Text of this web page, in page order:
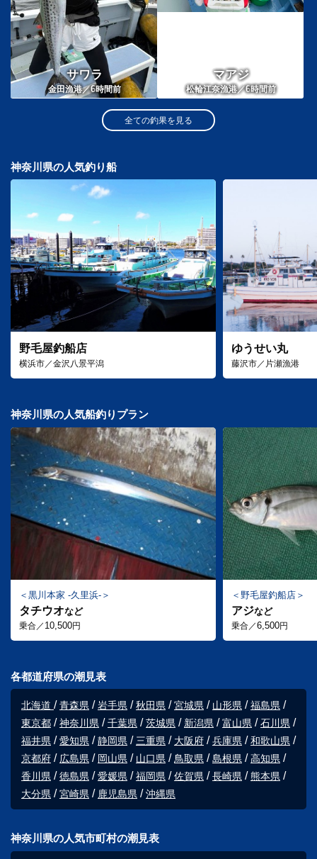
サワラ
金田漁港／6時間前
マアジ
松輪江奈漁港／6時間前
全ての釣果を見る
神奈川県の人気釣り船
野毛屋釣船店
横浜市／金沢八景平潟
ゆうせい丸
藤沢市／片瀬漁港
神奈川県の人気船釣りプラン
黒川本家 -久里浜-
タチウオなど
乗合／ 10,500円
野毛屋釣船店
アジなど
乗合／6,500円
各都道府県の潮見表
北海道 青森県 岩手県 秋田県 宮城県 山形県
福島県
東京都
神奈川県 千葉県 茨城県 新潟県 富山県
石川県
福井県
愛知県 静岡県 三重県 大阪府 兵庫県
和歌山県
京都府
広島県 岡山県 山口県 鳥取県 島根県
高知県
香川県
徳島県 愛媛県 福岡県 佐賀県 長崎県
熊本県
大分県
宮崎県 鹿児島県 沖縄県
神奈川県の人気市町村の潮見表